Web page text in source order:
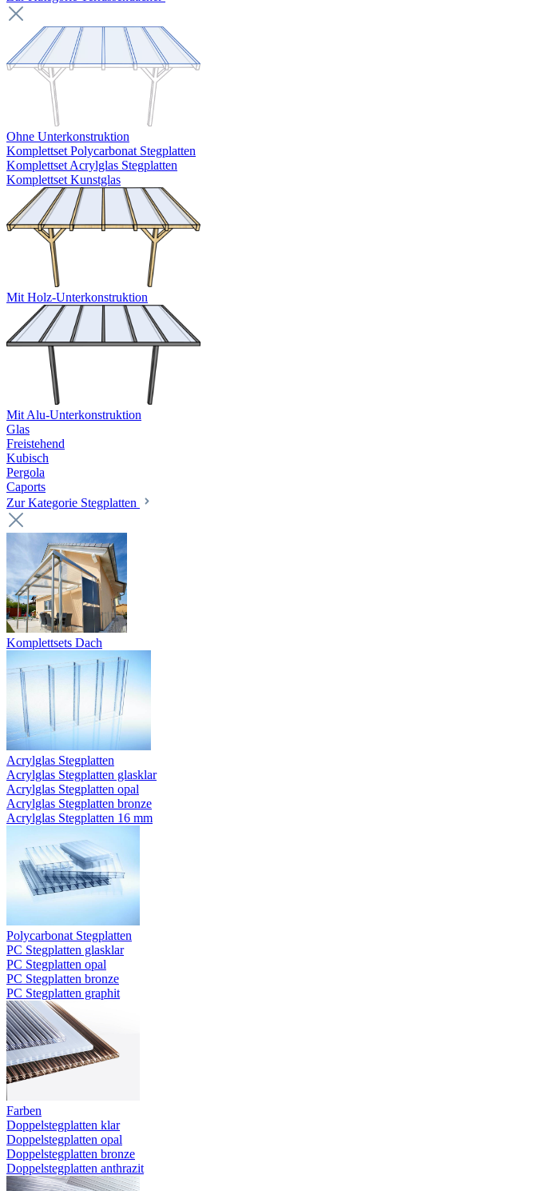
Ohne Unterkonstruktion
Komplettset Polycarbonat Stegplatten
Komplettset Acrylglas Stegplatten
Komplettset Kunstglas
Mit Holz-Unterkonstruktion
Mit Alu-Unterkonstruktion
Glas
Freistehend
Kubisch
Pergola
Caports
Zur Kategorie Stegplatten
Komplettsets Dach
Acrylglas Stegplatten
Acrylglas Stegplatten glasklar
Acrylglas Stegplatten opal
Acrylglas Stegplatten bronze
Acrylglas Stegplatten 16 mm
Polycarbonat Stegplatten
PC Stegplatten glasklar
PC Stegplatten opal
PC Stegplatten bronze
PC Stegplatten graphit
Farben
Doppelstegplatten klar
Doppelstegplatten opal
Doppelstegplatten bronze
Doppelstegplatten anthrazit